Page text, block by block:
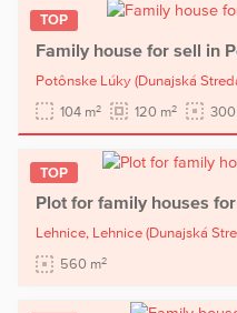
TOP
Family house for sell in
Potônske Lúky (Dunajská
104 m2 120 m2 300
TOP
Plot for family houses
Lehnice, Lehnice (Dunajská
560 m2